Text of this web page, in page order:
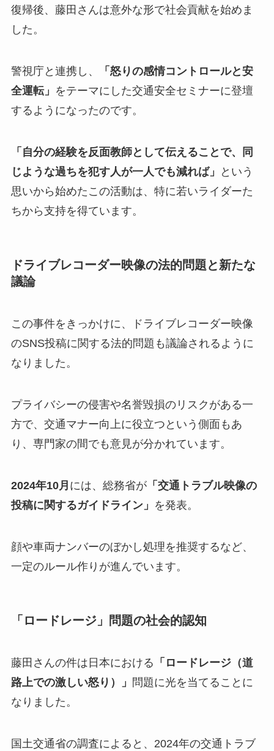
復帰後、藤田さんは意外な形で社会貢献を始めま
した。
警視庁と連携し、
「怒りの感情コントロールと安
全運転」 をテーマにした交通安全セミナーに登壇
するようになったのです。
「自分の経験を反面教師として伝えることで、同
じような過ちを犯す人が一人でも減れば」
という
思いから始めたこの活動は、特に若いライダーた
ちから支持を得ています。
ドライブレコーダー映像の法的問題と新たな
議論
この事件をきっかけに、ドライブレコーダー映像
のSNS投稿に関する法的問題も議論されるように
なりました。
プライバシーの侵害や名誉毀損のリスクがある一
方で、交通マナー向上に役立つという側面もあ
り、専門家の間でも意見が分かれています。
2024年10月 には、総務省が「交通トラブル映像の
投稿に関するガイドライン」 を発表。
顔や車両ナンバーのぼかし処理を推奨するなど、
一定のルール作りが進んでいます。
「ロードレージ」問題の社会的認知
藤田さんの件は日本における 「ロードレージ（道
路上での激しい怒り）」 問題に光を当てることに
なりました。
国土交通省の調査によると、2024年の交通トラブ